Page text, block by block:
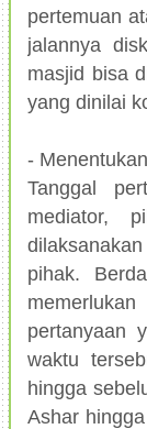
pertemuan
jalannya
masjid bisa
yang dinilai
-
Tanggal
mediator,
pihak.
pertanyaan
waktu
hingga
Ashar